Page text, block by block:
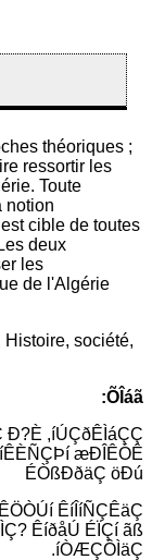
théoriques ;
ressortir les
Toute
notion
cible de toutes
deux
les
de l'Algérie
société,
:ÕÎáã
Ð?È ,íÚÇðÊÌáÇÇ
æÐÎÊÓÊ
ÉÒßÐðäÇ öÐú
ÊíÎíÑÇÊäÇ
ÊíðåÚ ÉÏÇí ãß
.íÒÆÇÔÌäÇ